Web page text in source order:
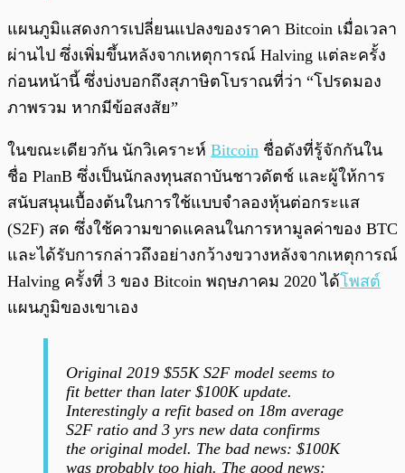
แผนภูมิแสดงการเปลี่ยนแปลงของราคา Bitcoin เมื่อเวลา
ผ่านไป ซึ่งเพิ่มขึ้นหลังจากเหตุการณ์ Halving แต่ละครั้ง
ก่อนหน้านี้ ซึ่งบ่งบอกถึงสุภาษิตโบราณที่ว่า “โปรดมอง
ภาพรวม หากมีข้อสงสัย”
ในขณะเดียวกัน นักวิเคราะห์ Bitcoin ชื่อดังที่รู้จักกันใน
ชื่อ PlanB ซึ่งเป็นนักลงทุนสถาบันชาวดัตช์ และผู้ให้การ
สนับสนุนเบื้องต้นในการใช้แบบจำลองหุ้นต่อกระแส
(S2F) สด ซึ่งใช้ความขาดแคลนในการหามูลค่าของ BTC
และได้รับการกล่าวถึงอย่างกว้างขวางหลังจากเหตุการณ์
Halving ครั้งที่ 3 ของ Bitcoin พฤษภาคม 2020 ได้โพสต์
แผนภูมิของเขาเอง
Original 2019 $55K S2F model seems to
fit better than later $100K update.
Interestingly a refit based on 18m average
S2F ratio and 3 yrs new data confirms
the original model. The bad news: $100K
was probably too high. The good news: